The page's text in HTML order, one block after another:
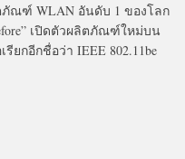
ภัณฑ์ WLAN อันดับ 1 ของโลก
เปิดตัวผลิตภัณฑ์ใหม่บน
ยกอีกชื่อว่า IEEE 802.11be